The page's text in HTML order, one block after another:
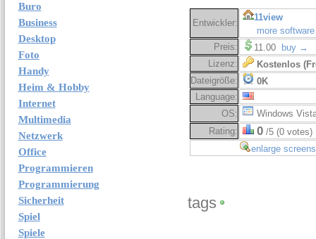
Buro
Business
Desktop
Foto
Handy
Heim & Hobby
Internet
Multimedia
Netzwerk
Office
Programmieren
Programmierung
Sicherheit
Spiel
Spiele
Entwickler:
11view
more
Preis:
11.00
buy →
Lizenz:
Kostenlos
Dateigröße:
0K
Language:
OS:
Windows
Rating:
0/5 (0 votes)
enlarge
tags